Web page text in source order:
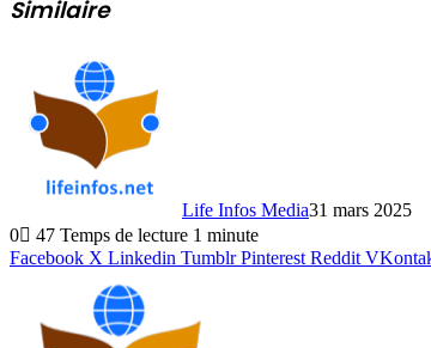
Similaire
Life Infos Media31 mars 2025
0
47 Temps de lecture 1 minute
Facebook X Linkedin Tumblr Pinterest Reddit